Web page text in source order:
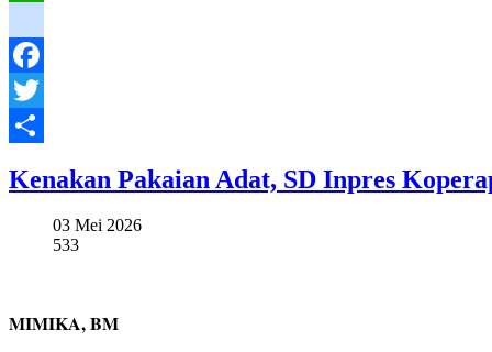
instagram
Facebook
Twitter
Kenakan Pakaian Adat, SD Inpres
03 Mei 2026
533
MIMIKA, BM